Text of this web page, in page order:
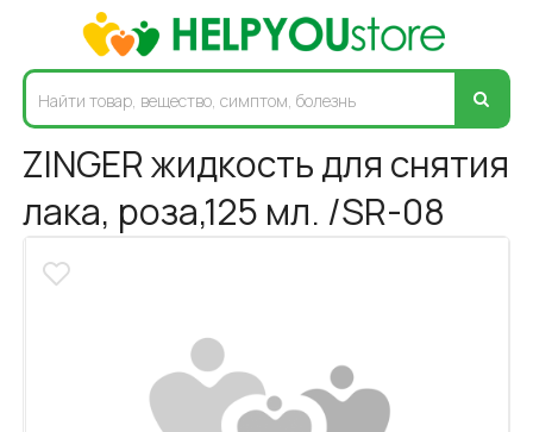
ZINGER жидкость для снятия
лака, роза,125 мл. /SR-08